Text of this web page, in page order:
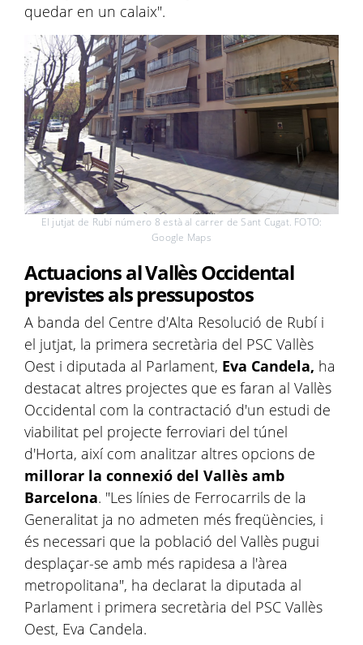
quedar en un calaix".
El jutjat de Rubí número 8 està al carrer de Sant Cugat. FOTO:
Google Maps
Actuacions al Vallès Occidental
previstes als pressupostos
A banda del Centre d'Alta Resolució de Rubí i
el jutjat, la primera secretària del PSC Vallès
Oest i diputada al Parlament, Eva Candela, ha
destacat altres projectes que es faran al Vallès
Occidental com la contractació d'un estudi de
viabilitat pel projecte ferroviari del túnel
d'Horta, així com analitzar altres opcions de
millorar la connexió del Vallès amb
Barcelona. "Les línies de Ferrocarrils de la
Generalitat ja no admeten més freqüències, i
és necessari que la població del Vallès pugui
desplaçar-se amb més rapidesa a l'àrea
metropolitana", ha declarat la diputada al
Parlament i primera secretària del PSC Vallès
Oest, Eva Candela.